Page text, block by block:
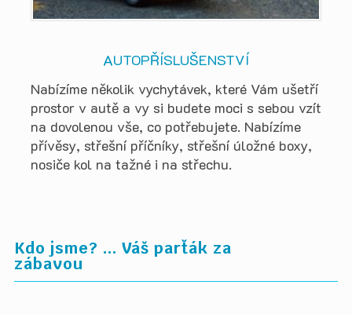
AUTOPŘÍSLUŠENSTVÍ
Nabízíme několik vychytávek, které Vám ušetří
prostor v autě a vy si budete moci s sebou vzít
na dovolenou vše, co potřebujete. Nabízíme
přívěsy, střešní příčníky, střešní úložné boxy,
nosiče kol na tažné i na střechu.
Kdo jsme? ... Váš parťák za
zábavou